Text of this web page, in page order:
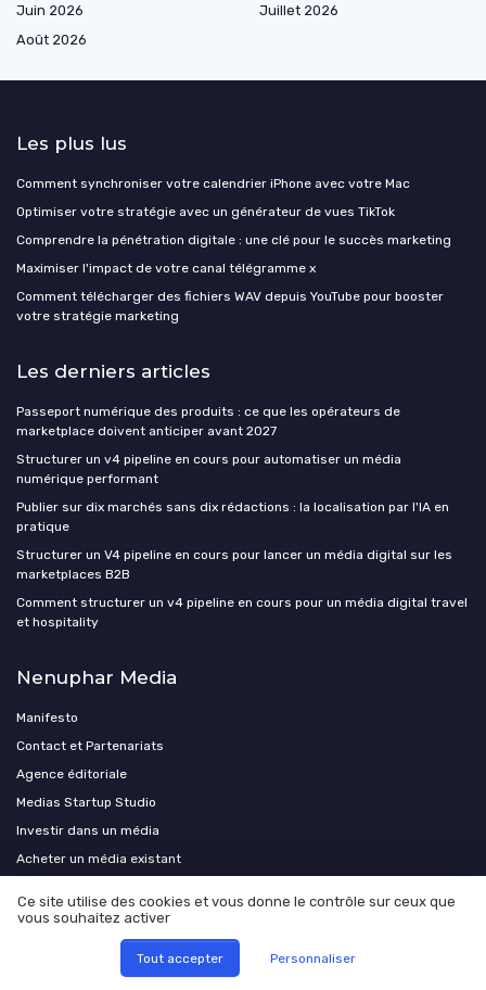
Juin 2026
Juillet 2026
Août 2026
Les plus lus
Comment synchroniser votre calendrier iPhone avec votre Mac
Optimiser votre stratégie avec un générateur de vues TikTok
Comprendre la pénétration digitale : une clé pour le succès marketing
Maximiser l'impact de votre canal télégramme x
Comment télécharger des fichiers WAV depuis YouTube pour booster
votre stratégie marketing
Les derniers articles
Passeport numérique des produits : ce que les opérateurs de
marketplace doivent anticiper avant 2027
Structurer un v4 pipeline en cours pour automatiser un média
numérique performant
Publier sur dix marchés sans dix rédactions : la localisation par l'IA en
pratique
Structurer un V4 pipeline en cours pour lancer un média digital sur les
marketplaces B2B
Comment structurer un v4 pipeline en cours pour un média digital travel
et hospitality
Nenuphar Media
Manifesto
Contact et Partenariats
Agence éditoriale
Medias Startup Studio
Investir dans un média
Acheter un média existant
Ce site utilise des cookies et vous donne le contrôle sur ceux que
vous souhaitez activer
Tout accepter Personnaliser